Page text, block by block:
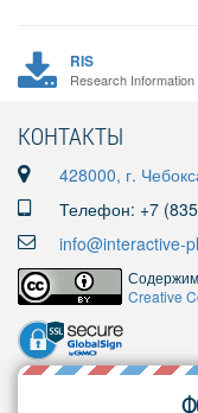
RIS
Research
КОНТАКТЫ
428000, г.
Телефон: +7
info@interactive-
Creative